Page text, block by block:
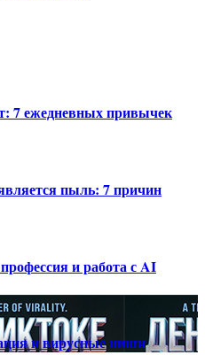
7 ежедневных привычек
пыль: 7 причин
и работа с AI
и вирусные ниши